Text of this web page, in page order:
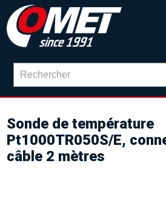
Sonde de température
Pt1000TR050S/E,
câble 2 mètres